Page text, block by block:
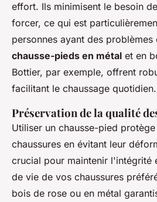
effort. Ils minimisent le besoin
forcer, ce qui est
personnes ayant des
chausse-pieds en métal et en
Bottier, par exemple, offrent
facilitant le chaussage quotidien.
Préservation de la qualité
Utiliser un chausse-pied
chaussures en évitant leur
crucial pour maintenir l'intégrité
de vie de vos chaussures
bois de rose ou en métal